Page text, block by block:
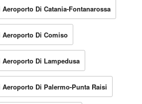
Aeroporto Di Catania-Fontanarossa
Aeroporto Di Comiso
Aeroporto Di Lampedusa
Aeroporto Di Palermo-Punta Raisi